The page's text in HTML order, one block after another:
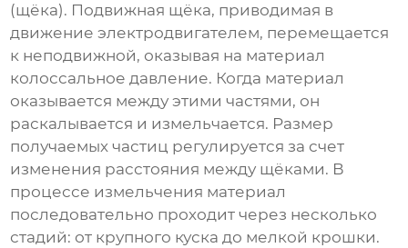
(щёка). Подвижная щёка, приводимая в
движение электродвигателем, перемещается
к неподвижной, оказывая на материал
колоссальное давление. Когда материал
оказывается между этими частями, он
раскалывается и измельчается. Размер
получаемых частиц регулируется за счет
изменения расстояния между щёками. В
процессе измельчения материал
последовательно проходит через несколько
стадий: от крупного куска до мелкой крошки.